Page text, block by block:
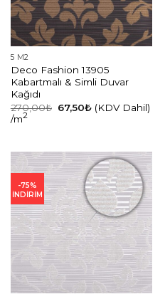
5 M2
Deco Fashion 13905
Kabartmalı & Simli Duvar
Kağıdı
270,00₺ Orijinal
fiyat:
67,50₺Şu
andaki
(KDV Dahil)
/m2
-75%
İNDİRİM